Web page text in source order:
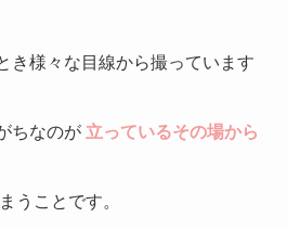
き様々な目線から撮っています
ちなのが 立っているその場から
うことです。